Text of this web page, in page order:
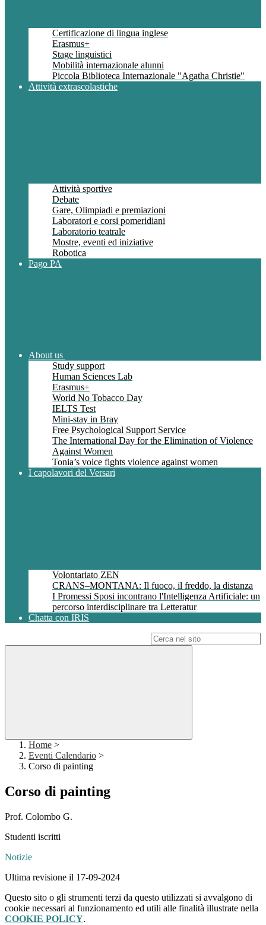
Certificazione di lingua inglese
Erasmus+
Stage linguistici
Mobilità internazionale alunni
Piccola Biblioteca Internazionale "Agatha Christie"
Attività extrascolastiche
Attività sportive
Debate
Gare, Olimpiadi e premiazioni
Laboratori e corsi pomeridiani
Laboratorio teatrale
Mostre, eventi ed iniziative
Robotica
Pago PA
About us
Study support
Human Sciences Lab
Erasmus+
World No Tobacco Day
IELTS Test
Mini-stay in Bray
Free Psychological Support Service
The International Day for the Elimination of Violence
Against Women
Tonia’s voice fights violence against women
I capolavori del Versari
Volontariato ZEN
CRANS–MONTANA: Il fuoco, il freddo, la distanza
I Promessi Sposi incontrano l'Intelligenza Artificiale: un
percorso interdisciplinare tra Letteratur
Chatta con IRIS
Home >
Eventi Calendario >
Corso di painting
Corso di painting
Prof. Colombo G.
Studenti iscritti
Notizie
Ultima revisione il 17-09-2024
Questo sito o gli strumenti terzi da questo utilizzati si avvalgono di
cookie necessari al funzionamento ed utili alle finalità illustrate nella
COOKIE POLICY.